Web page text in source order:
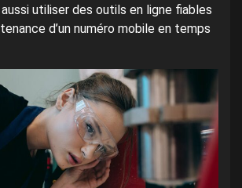
utiliser des outils en ligne fiables
d’un numéro mobile en temps